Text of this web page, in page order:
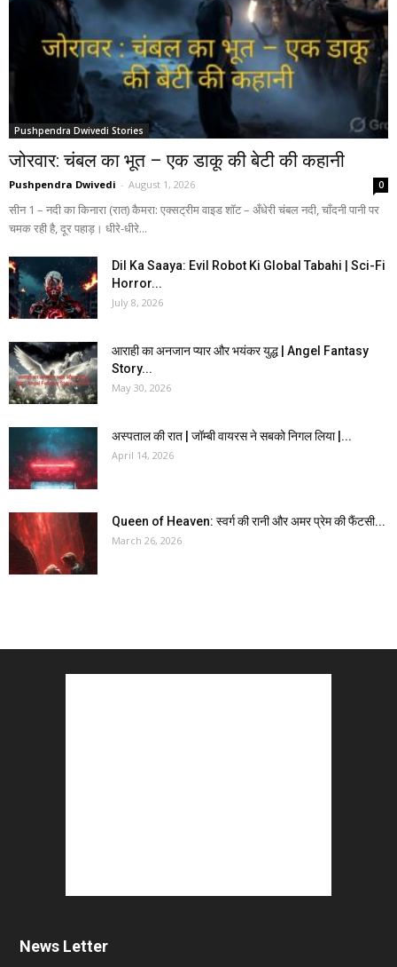
Pushpendra Dwivedi Stories
जोरवार: चंबल का भूत – एक डाकू की बेटी की कहानी
Pushpendra Dwivedi - August 1, 2026 0
सीन 1 – नदी का किनारा (रात) कैमरा: एक्सट्रीम वाइड शॉट – अँधेरी चंबल नदी, चाँदनी पानी पर
चमक रही है, दूर पहाड़। धीरे-धीरे...
Dil Ka Saaya: Evil Robot Ki Global Tabahi | Sci-Fi
Horror...
July 8, 2026
आराही का अनजान प्यार और भयंकर युद्ध | Angel Fantasy
Story...
May 30, 2026
अस्पताल की रात | जॉम्बी वायरस ने सबको निगल लिया |...
April 14, 2026
Queen of Heaven: स्वर्ग की रानी और अमर प्रेम की फैंटसी...
March 26, 2026
News Letter